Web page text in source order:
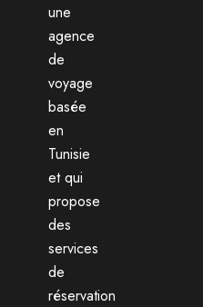
une
agence
de
voyage
basée
en
Tunisie
et qui
propose
des
services
de
réservation